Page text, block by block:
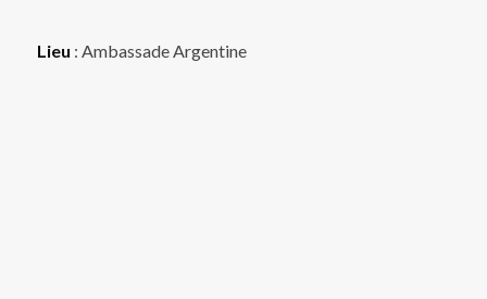
Lieu : Ambassade Argentine